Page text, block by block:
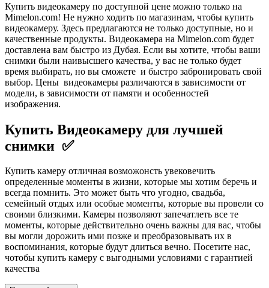
Купить видеокамеру по доступной цене можно только на
Mimelon.com! Не нужно ходить по магазинам, чтобы купить
видеокамеру. Здесь предлагаются не только доступные, но и
качественные продукты. Видеокамера на Mimelon.com будет
доставлена ​​вам быстро из Дубая. Если вы хотите, чтобы ваши
снимки были наивысшего качества, у вас не только будет
время выбирать, но вы сможете и быстро забронировать свой
выбор. Цены видеокамеры различаются в зависимости от
модели, в зависимости от памяти и особенностей
изображения.
Купить Видеокамеру для лучшей
снимки ✅
Купить камеру отличная возможонсть увековечить
определенные моменты в жизни, которые мы хотим беречь и
всегда помнить. Это может быть что угодно, свадьба,
семейный отдых или особые моменты, которые вы провели со
своими близкими. Камеры позволяют запечатлеть все те
моменты, которые действительно очень важны для вас, чтобы
вы могли дорожить ими позже и преобразовывать их в
воспоминания, которые будут длиться вечно. Посетите нас,
чотобы купить камеру с выгодными условиями с гарантией
качества